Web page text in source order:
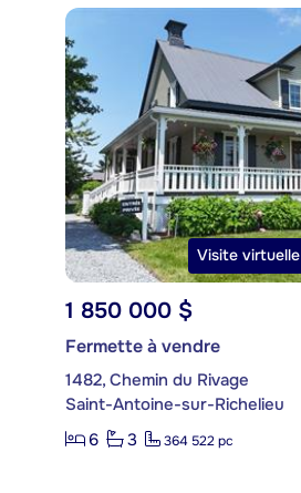
Visite virtuelle
1 850 000 $
Fermette à vendre
1482, Chemin du Rivage
Saint-Antoine-sur-Richelieu
6
3 364 522 pc